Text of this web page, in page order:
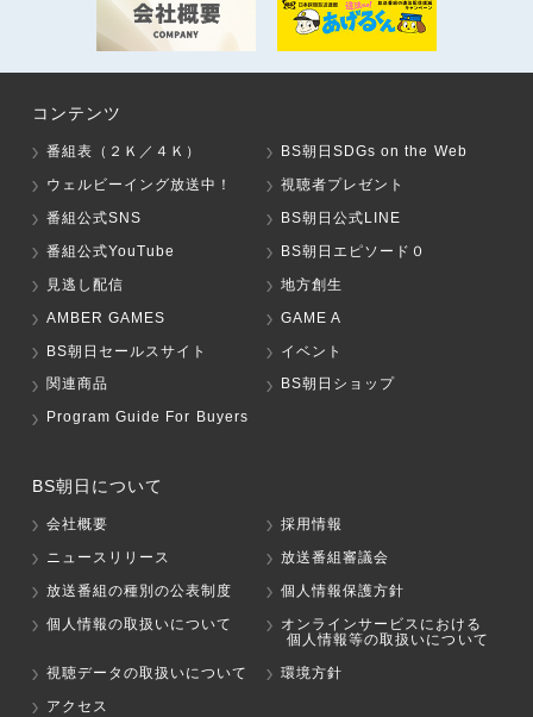
コンテンツ
番組表（２Ｋ／４Ｋ）
BS朝日SDGs on the Web
ウェルビーイング放送中！
視聴者プレゼント
番組公式SNS
BS朝日公式LINE
番組公式YouTube
BS朝日エピソード０
見逃し配信
地方創生
AMBER GAMES
GAME A
BS朝日セールスサイト
イベント
関連商品
BS朝日ショップ
Program Guide For Buyers
BS朝日について
会社概要
採用情報
ニュースリリース
放送番組審議会
放送番組の種別の公表制度
個人情報保護方針
個人情報の取扱いについて
オンラインサービスにおける
個人情報等の取扱いについて
視聴データの取扱いについて
環境方針
アクセス